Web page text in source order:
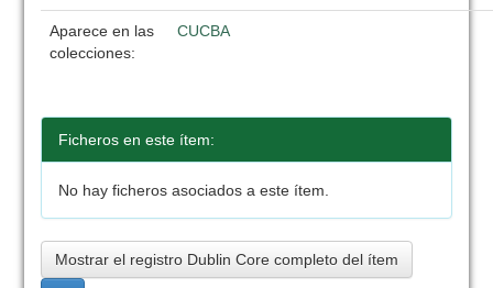
Aparece en las
colecciones:
CUCBA
Ficheros en este ítem:
No hay ficheros asociados a este ítem.
Mostrar el registro Dublin Core completo del ítem